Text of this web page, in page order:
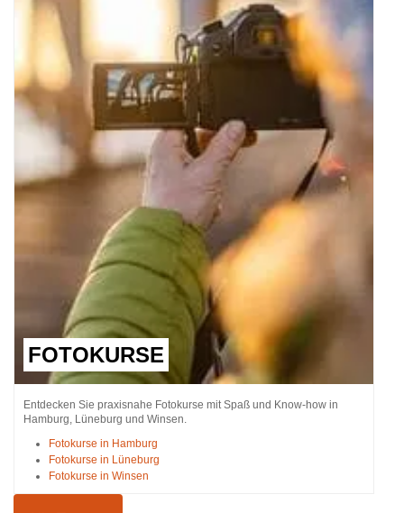
FOTOKURSE
Entdecken Sie praxisnahe Fotokurse mit Spaß und Know-how in
Hamburg, Lüneburg und Winsen.
Fotokurse in Hamburg
Fotokurse in Lüneburg
Fotokurse in Winsen